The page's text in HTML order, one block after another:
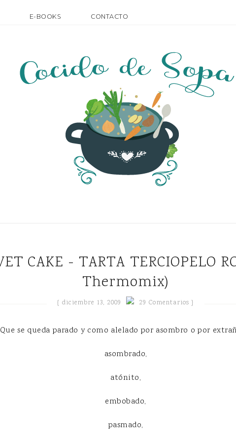
E-BOOKS CONTACTO
Thermomix)
{diciembre 13, 2009 29 Comentarios }
Que se queda parado y como alelado por asombro o por
asombrado,
atónito,
embobado,
pasmado,